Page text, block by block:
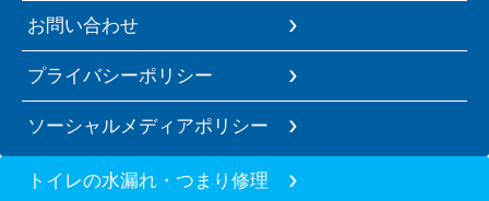
お問い合わせ
プライバシーポリシー
ソーシャルメディアポリシー
トイレの水漏れ・つまり修理